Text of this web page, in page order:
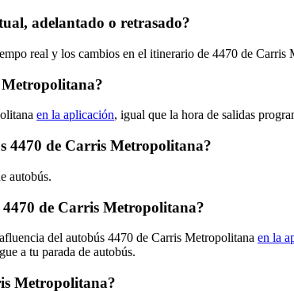
adelantado o retrasado?
real y los cambios en el itinerario de 4470 de Carris
en la aplicación, igual que la hora de salidas
4470 de Carris Metropolitana?
autobús.
de Carris Metropolitana?
del autobús 4470 de Carris Metropolitana en la
a tu parada de autobús.
Metropolitana?